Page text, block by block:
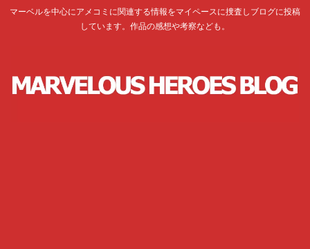
マーベルを中心にアメコミに関連する情報をマイペースに捜査しブログに投稿
しています。作品の感想や考察なども。